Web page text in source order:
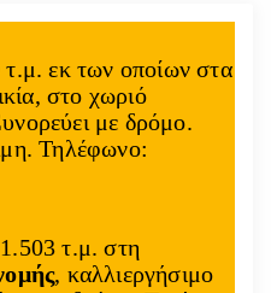
τ.μ. εκ των οποίων στα
στο χωριό
με δρόμο.
Τηλέφωνο:
1.503 τ.μ. στη
, καλλιεργήσιμο